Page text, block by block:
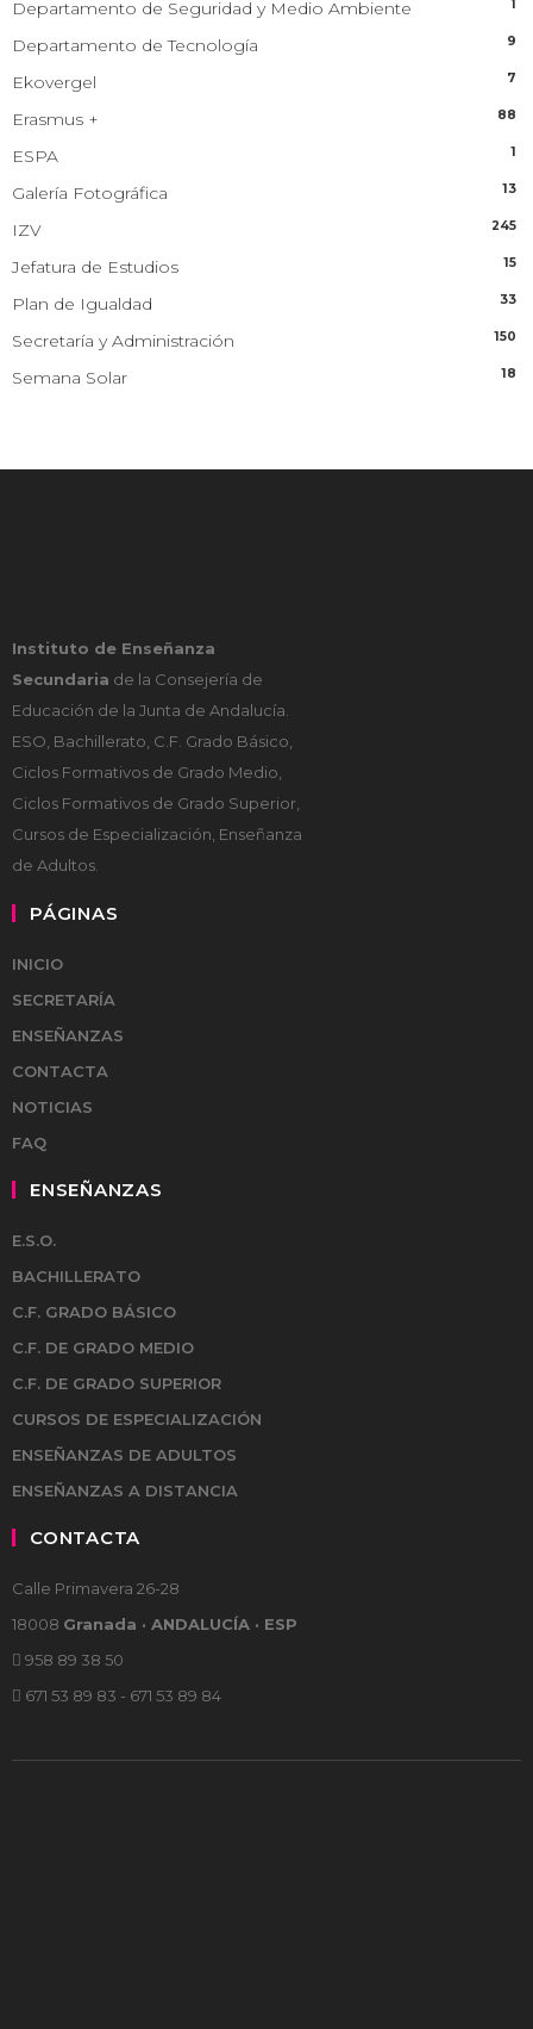
Departamento de Seguridad y Medio Ambiente 1
Departamento de Tecnología 9
Ekovergel 7
Erasmus + 88
ESPA 1
Galería Fotográfica 13
IZV 245
Jefatura de Estudios 15
Plan de Igualdad 33
Secretaría y Administración 150
Semana Solar 18
Instituto de Enseñanza
Secundaria de la Consejería de
Educación de la Junta de Andalucía.
ESO, Bachillerato, C.F. Grado Básico,
Ciclos Formativos de Grado Medio,
Ciclos Formativos de Grado Superior,
Cursos de Especialización, Enseñanza
de Adultos.
PÁGINAS
INICIO
SECRETARÍA
ENSEÑANZAS
CONTACTA
NOTICIAS
FAQ
ENSEÑANZAS
E.S.O.
BACHILLERATO
C.F. GRADO BÁSICO
C.F. DE GRADO MEDIO
C.F. DE GRADO SUPERIOR
CURSOS DE ESPECIALIZACIÓN
ENSEÑANZAS DE ADULTOS
ENSEÑANZAS A DISTANCIA
CONTACTA
Calle Primavera 26-28
18008 Granada · ANDALUCÍA · ESP
958 89 38 50
671 53 89 83 - 671 53 89 84